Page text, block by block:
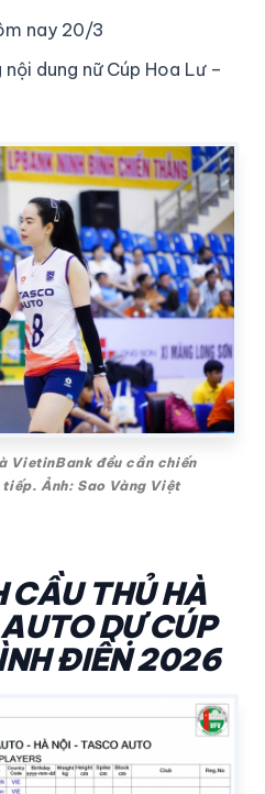
nay 20/3
dung nữ Cúp Hoa Lư –
VietinBank đều cần chiến
Ảnh: Sao Vàng Việt
CẦU THỦ HÀ
DỰ CÚP
ĐIỀN 2026